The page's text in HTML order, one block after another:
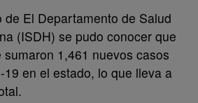
de El Departamento de Salud
(ISDH) se pudo conocer que
1,461 nuevos casos
19 en el estado, lo que lleva a